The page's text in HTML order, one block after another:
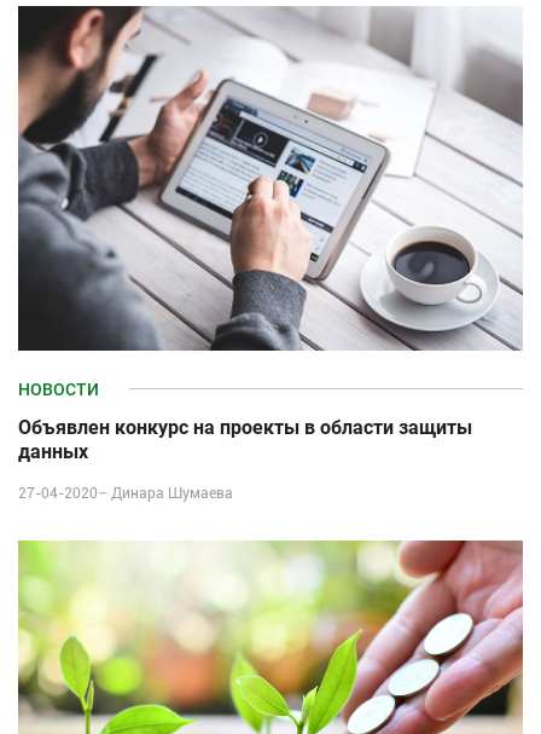
НОВОСТИ
Объявлен конкурс на проекты в области защиты
данных
27-04-2020– Динара Шумаева